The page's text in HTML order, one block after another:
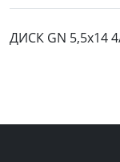
ДИСК GN 5,5x14